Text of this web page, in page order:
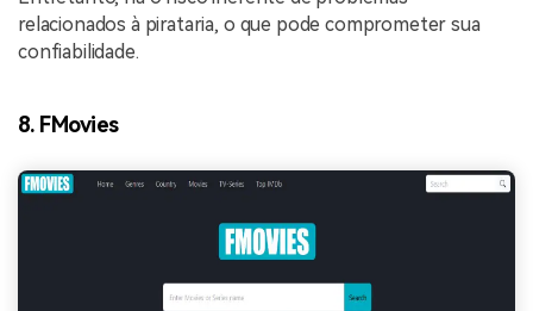
relacionados à pirataria, o que pode comprometer sua
confiabilidade.
8. FMovies